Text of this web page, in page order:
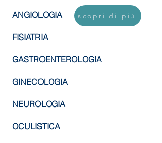
ANGIOLOGIA
FISIATRIA
GASTROENTEROLOGIA
GINECOLOGIA
NEUROLOGIA
OCULISTICA
scopri di più